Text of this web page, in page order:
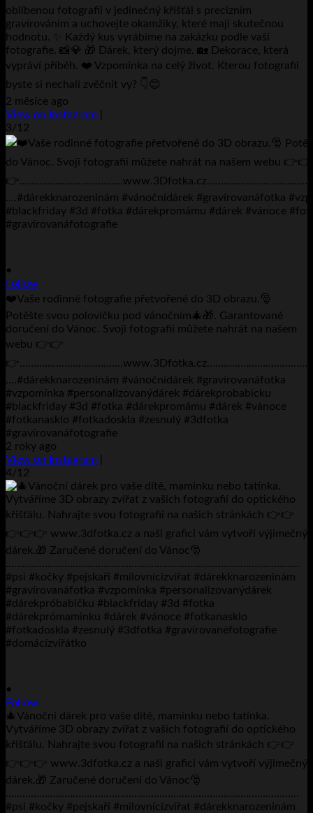
oblíbenou fotografii v jedinečný křišťál s precizním
gravírováním a uchovejte okamžiky, které mají skutečnou
hodnotu. ✨ Každý kus vyrábíme na zakázku podle vaší
fotografie. 📸💎 🎁 Dárek, který dojme. 🏡 Dekorace, která
vypráví příběh. ❤️ Vzpomínka na celý život. Kterou fotografii
byste si nechali zvěčnit vy? 👇😊
2 měsíce ago
View on Instagram
3/12
•
Follow
❤️Vaše rodinné fotografie přetvořené do 3D obrazu.🎅
Potěšte svou polovičku pod vánočním🎄🎁. Garantované
doručení do Vánoc. Svoji fotografii můžete nahrát na našem
webu 👉👉
….#dárekknarozeninám #vánočnídárek #gravírovanáfotka
#vzpomínka #personalizovanýdárek #dárekprobabicku
#blackfriday #3d #fotka #dárekpromámu #dárek #vánoce
#fotkanasklo #fotkadoskla #zesnulý #3dfotka
#gravírovanáfotografie
2 roky ago
View on Instagram
4/12
•
Follow
🎄Vánoční dárek pro vaše dítě, maminku nebo tatínka.
Vytváříme 3D obrazy zvířat z vašich fotografií do optického
křišťálu. Nahrajte svou fotografii na našich stránkách 👉👉
👉👉👉 www.3dfotka.cz a naši grafici vám vytvoří výjimečný
dárek.🎁 Zaručené doručení do Vánoc🎅
……………………………………………………………………………………………
#psi #kočky #pejskaři #milovnícizvířat #dárekknarozeninám